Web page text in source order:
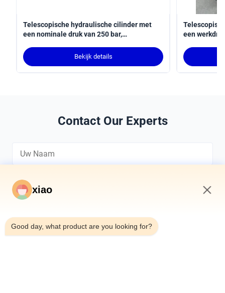
Telescopische hydraulische cilinder met
een nominale druk van 250 bar,
Bekijk details
een
robotarm
Contact Our Experts
*
xiao
Good day, what product are you looking for?